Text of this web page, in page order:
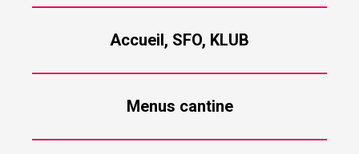
Accueil, SFO, KLUB
Menus cantine